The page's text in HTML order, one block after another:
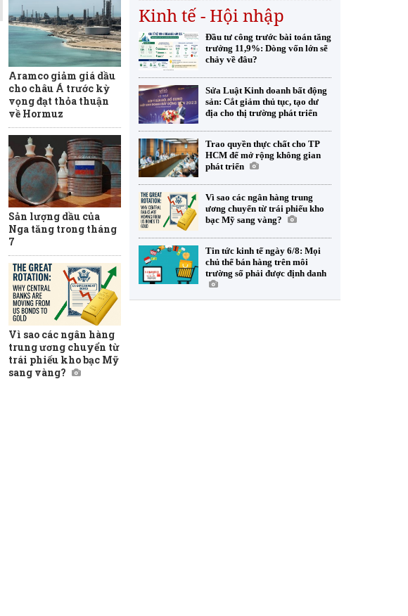
Aramco giảm giá dầu
cho châu Á trước kỳ
vọng đạt thỏa thuận
về Hormuz
Sản lượng dầu của
Nga tăng trong tháng
7
Vì sao các ngân hàng
trung ương chuyển từ
trái phiếu kho bạc Mỹ
sang vàng?
Kinh tế - Hội nhập
Đầu tư công trước bài toán tăng
trưởng 11,9%: Dòng vốn lớn sẽ
chảy về đâu?
Sửa Luật Kinh doanh bất động
sản: Cắt giảm thủ tục, tạo dư
địa cho thị trường phát triển
Trao quyền thực chất cho TP
HCM để mở rộng không gian
phát triển
Vì sao các ngân hàng trung
ương chuyển từ trái phiếu kho
bạc Mỹ sang vàng?
Tin tức kinh tế ngày 6/8: Mọi
chủ thể bán hàng trên môi
trường số phải được định danh